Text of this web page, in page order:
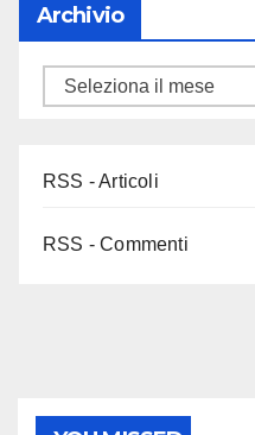
Archivio
RSS - Articoli
RSS - Commenti